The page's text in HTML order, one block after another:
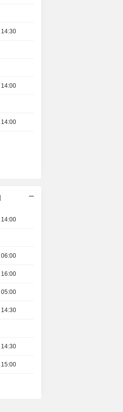
14:30
14:00
14:00
14:00
06:00
16:00
05:00
14:30
14:30
15:00